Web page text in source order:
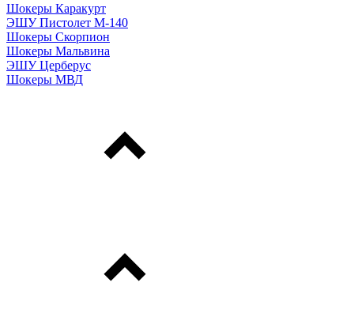
Шокеры Каракурт
ЭШУ Пистолет М-140
Шокеры Скорпион
Шокеры Мальвина
ЭШУ Церберус
Шокеры МВД